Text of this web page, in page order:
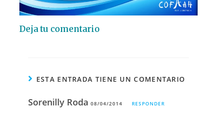
Deja tu comentario
ESTA ENTRADA TIENE UN COMENTARIO
Sorenilly Roda08/04/2014 RESPONDER